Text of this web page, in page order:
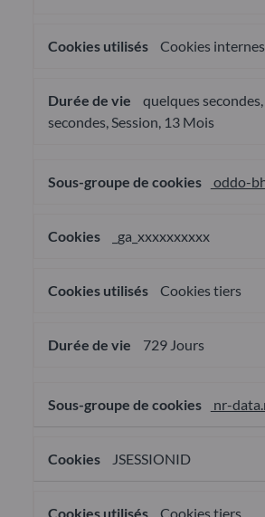
Cookies internes
quelques
secondes, Session, 13 Mois
oddo-
_ga_xxxxxxxxxx
Cookies tiers
729 Jours
nr-
JSESSIONID
Cookies tiers